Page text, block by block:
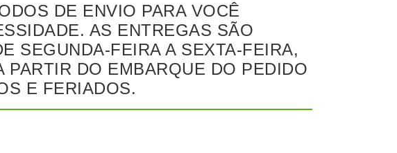
DE ENVIO PARA VOCÊ
AS ENTREGAS SÃO
SEGUNDA-FEIRA A SEXTA-FEIRA,
DO EMBARQUE DO PEDIDO
E FERIADOS.